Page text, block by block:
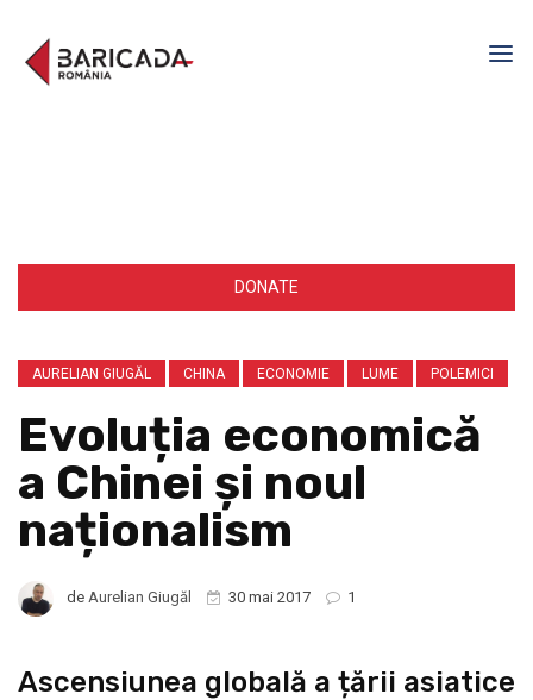
DONATE
AURELIAN GIUGĂL CHINA ECONOMIE LUME POLEMICI
Evoluția economică
a Chinei și noul
naționalism
de Aurelian Giugăl 30 mai 2017 1
Ascensiunea globală a țării asiatice